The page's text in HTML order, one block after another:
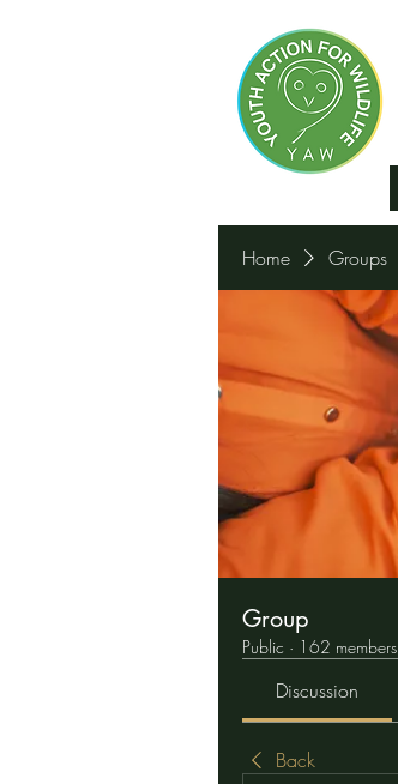
Home Groups
Group
Public · 162 members
Discussion
Back